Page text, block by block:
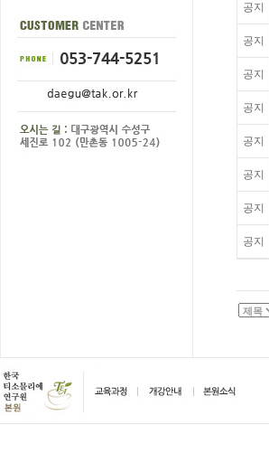
공지
공지
공지
공지
공지
공지
공지
공지